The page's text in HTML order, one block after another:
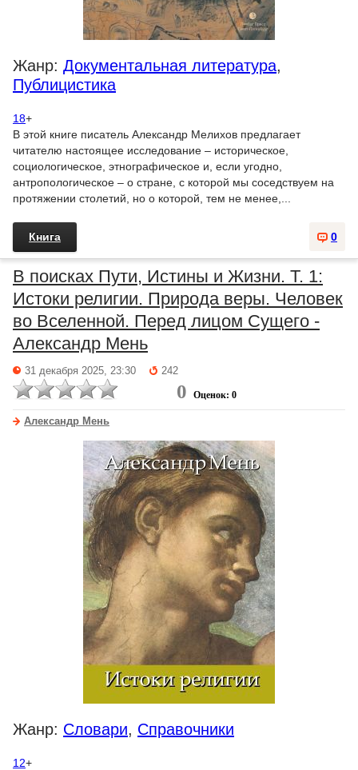
Жанр: Документальная литература,
Публицистика
18+
В этой книге писатель Александр Мелихов предлагает
читателю настоящее исследование – историческое,
социологическое, этнографическое и, если угодно,
антропологическое – о стране, с которой мы соседствуем на
протяжении столетий, но о которой, тем не менее,...
0
Книга
В поисках Пути, Истины и Жизни. Т. 1:
Истоки религии. Природа веры. Человек
во Вселенной. Перед лицом Сущего -
Александр Мень
31 декабря 2025, 23:30 242
0 Оценок: 0
Александр Мень
Жанр: Словари, Справочники
12+